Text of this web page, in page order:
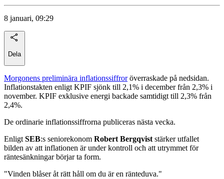
8 januari, 09:29
Dela
Morgonens preliminära inflationssiffroröverraskade på nedsidan.
Inflationstakten enligt KPIF sjönk till 2,1% i december från 2,3% i
november. KPIF exklusive energi backade samtidigt till 2,3% från
2,4%.
De ordinarie inflationssiffrorna publiceras nästa vecka.
EnligtSEB:s seniorekonom Robert Bergqviststärker utfallet
bilden av att inflationen är under kontroll och att utrymmet för
räntesänkningar börjar ta form.
"Vinden blåser åt rätt håll om du är en ränteduva."